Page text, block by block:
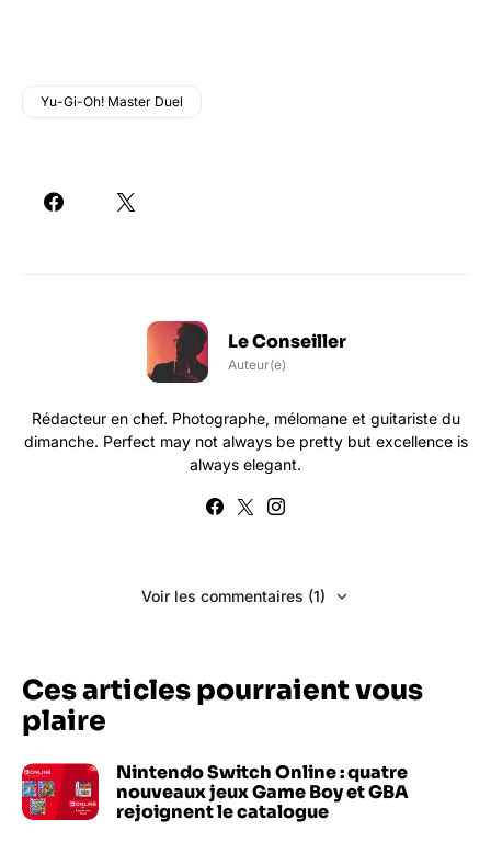
Yu-Gi-Oh! Master Duel
Le Conseiller
Auteur(e)
Rédacteur en chef. Photographe, mélomane et guitariste du
dimanche. Perfect may not always be pretty but excellence is
always elegant.
Voir les commentaires (1)
Ces articles pourraient vous
plaire
Nintendo Switch Online : quatre
nouveaux jeux Game Boy et GBA
rejoignent le catalogue